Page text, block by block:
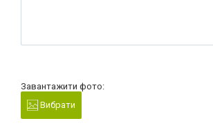
Завантажити фото:
Вибрати